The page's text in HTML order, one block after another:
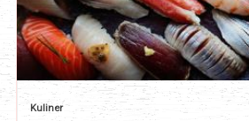
Kuliner